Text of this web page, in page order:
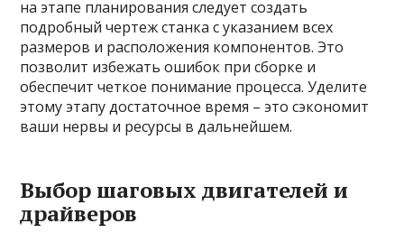
на этапе планирования следует создать
подробный чертеж станка с указанием всех
размеров и расположения компонентов. Это
позволит избежать ошибок при сборке и
обеспечит четкое понимание процесса. Уделите
этому этапу достаточное время – это сэкономит
ваши нервы и ресурсы в дальнейшем.
Выбор шаговых двигателей и
драйверов